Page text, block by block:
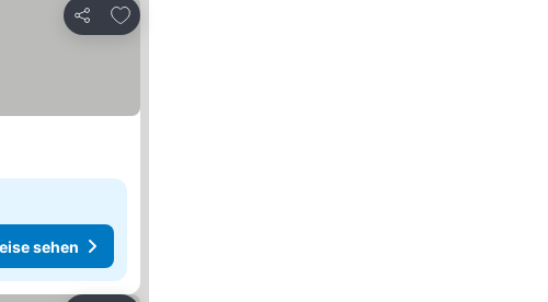
Teilen
Zu Favoriten hinzufügen
sehen